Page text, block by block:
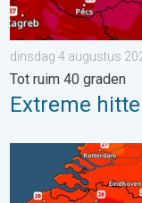
dinsdag 4 augustus
Tot ruim 40 graden
Extreme
Volop zon en